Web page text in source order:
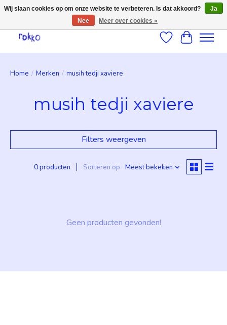
Verlanglijst
Home / Merken / musih tedji xaviere
musih tedji xaviere
Filters weergeven
0 producten Sorteren op Meest bekeken
Geen producten gevonden!
Wij slaan cookies op om onze website te verbeteren. Is dat akkoord?
Ja
Nee
Meer over cookies »